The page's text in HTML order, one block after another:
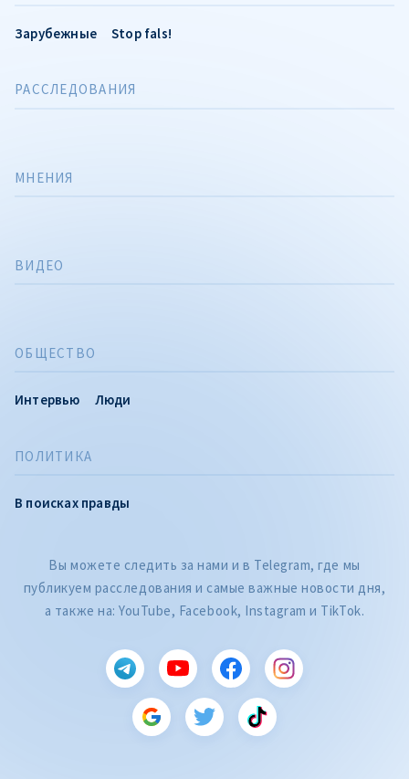
Зарубежные Stop fals!
ПОЛИТИКА
В поисках правды
РАССЛЕДОВАНИЯ
ОБЩЕСТВО
Интервью Люди
МНЕНИЯ
ВИДЕО
Вы можете следить за нами и в Telegram, где мы
публикуем расследования и самые важные новости дня,
а также на: YouTube, Facebook, Instagram и TikTok.